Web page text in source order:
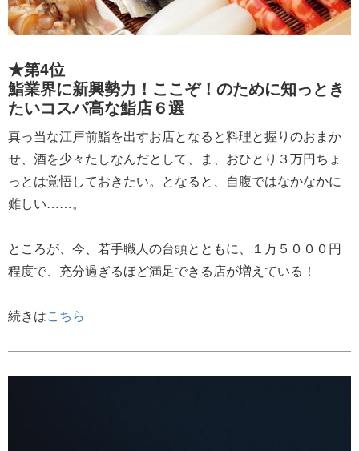
★第4位
鮨業界に新興勢力！ここぞ！のために知っとき
たいコスパ高な鮨店６選
真っ当な江戸前鮨を出すお店となると料理と握りのおまか
せ、酒を少々たしなんだとして、ま、おひとり３万円ちょ
っとは覚悟しておきたい。となると、自腹ではなかなかに
難しい……。
ところが、今、若手職人の台頭とともに、１万５０００円
程度で、充分過ぎるほど満足できる店が増えている！
続きはこちら